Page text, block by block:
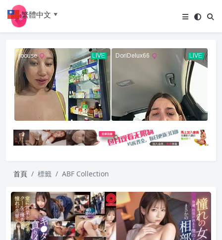
首頁 標籤 ABF Collection
繁體中文 ▼